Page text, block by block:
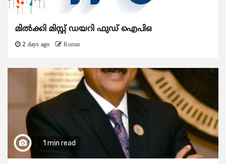
മിൽക്കി മിസ്റ്റ് ഡയറി ഫുഡ് ഐപിഒ
2 days ago Kumar
1 min read